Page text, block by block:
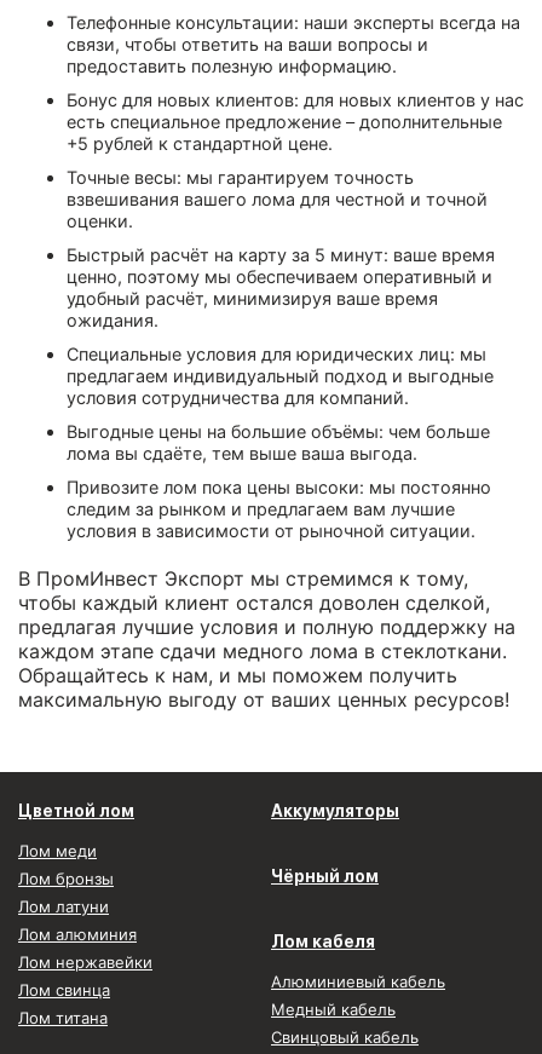
Телефонные консультации: наши эксперты всегда на
связи, чтобы ответить на ваши вопросы и
предоставить полезную информацию.
Бонус для новых клиентов: для новых клиентов у нас
есть специальное предложение – дополнительные
+5 рублей к стандартной цене.
Точные весы: мы гарантируем точность
взвешивания вашего лома для честной и точной
оценки.
Быстрый расчёт на карту за 5 минут: ваше время
ценно, поэтому мы обеспечиваем оперативный и
удобный расчёт, минимизируя ваше время
ожидания.
Специальные условия для юридических лиц: мы
предлагаем индивидуальный подход и выгодные
условия сотрудничества для компаний.
Выгодные цены на большие объёмы: чем больше
лома вы сдаёте, тем выше ваша выгода.
Привозите лом пока цены высоки: мы постоянно
следим за рынком и предлагаем вам лучшие
условия в зависимости от рыночной ситуации.
В ПромИнвест Экспорт мы стремимся к тому,
чтобы каждый клиент остался доволен сделкой,
предлагая лучшие условия и полную поддержку на
каждом этапе сдачи медного лома в стеклоткани.
Обращайтесь к нам, и мы поможем получить
максимальную выгоду от ваших ценных ресурсов!
Цветной лом
Лом меди
Лом бронзы
Лом латуни
Лом алюминия
Лом нержавейки
Лом свинца
Лом титана
Аккумуляторы
Чёрный лом
Лом кабеля
Алюминиевый кабель
Медный кабель
Свинцовый кабель